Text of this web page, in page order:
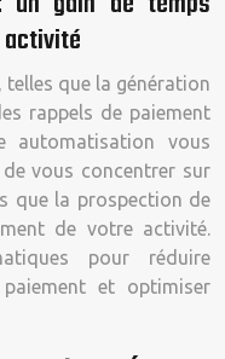
activité
que la génération
rappels de paiement
automatisation vous
vous concentrer sur
que la prospection de
de votre activité.
pour réduire
et optimiser